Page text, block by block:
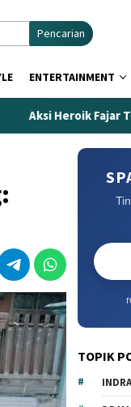
Pencarian
ENTERTAINMENT
Heroik Fajar Temukan
TOPIK